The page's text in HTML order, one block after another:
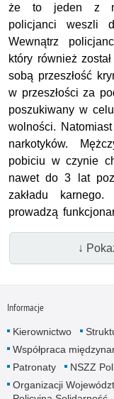
że to jeden z
policjanci weszli
Wewnątrz
który również
sobą przeszłość
w przeszłości za
poszukiwany w
wolności.
narkotyków.
pobiciu w czynie
nawet do 3 lat
zakładu
prowadzą
↓
Informacje
Kierownictwo
Współpraca
Patronaty
NSZZ
Organizacji